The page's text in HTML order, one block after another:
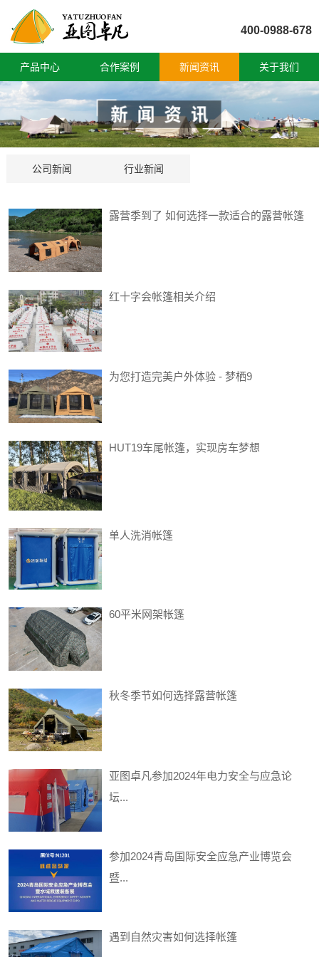
400-0988-678
产品中心 合作案例 新闻资讯 关于我们
公司新闻 行业新闻
露营季到了 如何选择一款适合的露营帐篷
红十字会帐篷相关介绍
为您打造完美户外体验 - 梦栖9
HUT19车尾帐篷，实现房车梦想
单人洗消帐篷
60平米网架帐篷
秋冬季节如何选择露营帐篷
亚图卓凡参加2024年电力安全与应急论
坛...
参加2024青岛国际安全应急产业博览会
暨...
遇到自然灾害如何选择帐篷